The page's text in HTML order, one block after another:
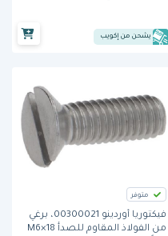
يشحن من إكويب
متوفر
فيكتوريا أوردينو 00300021، برغي
من الفولاذ المقاوم للصدأ M6×18